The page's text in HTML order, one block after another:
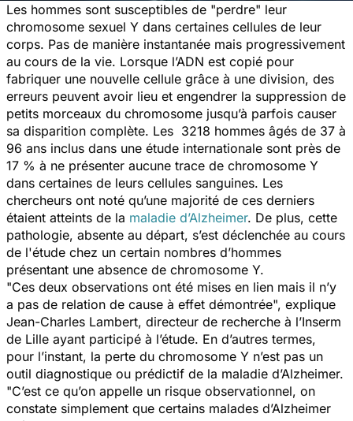
Les hommes sont susceptibles de "perdre" leur
chromosome sexuel Y dans certaines cellules de leur
corps. Pas de manière instantanée mais progressivement
au cours de la vie. Lorsque l’ADN est copié pour
fabriquer une nouvelle cellule grâce à une division, des
erreurs peuvent avoir lieu et engendrer la suppression de
petits morceaux du chromosome jusqu’à parfois causer
sa disparition complète. Les 3218 hommes âgés de 37 à
96 ans inclus dans une étude internationale sont près de
17 % à ne présenter aucune trace de chromosome Y
dans certaines de leurs cellules sanguines. Les
chercheurs ont noté qu’une majorité de ces derniers
étaient atteints de la maladie d’Alzheimer. De plus, cette
pathologie, absente au départ, s’est déclenchée au cours
de l'étude chez un certain nombres d’hommes
présentant une absence de chromosome Y.
"Ces deux observations ont été mises en lien mais il n’y
a pas de relation de cause à effet démontrée", explique
Jean-Charles Lambert, directeur de recherche à l’Inserm
de Lille ayant participé à l’étude. En d’autres termes,
pour l’instant, la perte du chromosome Y n’est pas un
outil diagnostique ou prédictif de la maladie d’Alzheimer.
"C’est ce qu’on appelle un risque observationnel, on
constate simplement que certains malades d’Alzheimer